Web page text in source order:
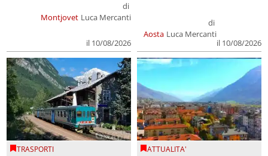
Montjovet
di
Luca Mercanti
il 10/08/2026
Aosta
di
Luca Mercanti
il 10/08/2026
TRASPORTI ATTUALITA'